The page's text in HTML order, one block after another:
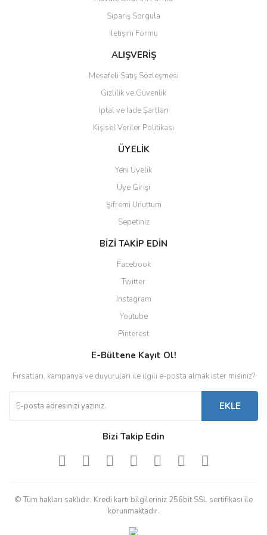
Ürün bilgilerinde hatalar bulunuyor.
Ürün fiyatı diğer sitelerden daha pahalı.
Bu ürüne benzer farklı alternatifler olmalı.
Gönder
Sipariş Sorgula
İletişim Formu
ALIŞVERİŞ
Mesafeli Satış Sözleşmesi
Gizlilik ve Güvenlik
İptal ve İade Şartları
Kişisel Veriler Politikası
ÜYELİK
Yeni Üyelik
Üye Girişi
Şifremi Unuttum
Sepetiniz
BİZİ TAKİP EDİN
Facebook
Twitter
Instagram
Youtube
Pinterest
E-Bültene Kayıt Ol!
Fırsatları, kampanya ve duyuruları ile ilgili e-posta almak ister misiniz?
EKLE
Bizi Takip Edin
© Tüm hakları saklıdır. Kredi kartı bilgileriniz 256bit SSL sertifikası ile
korunmaktadır.